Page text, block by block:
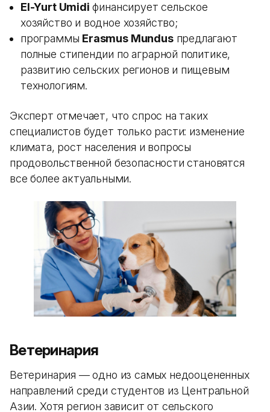
El-Yurt Umidi финансирует сельское
хозяйство и водное хозяйство;
программы Erasmus Mundusпредлагают
полные стипендии по аграрной политике,
развитию сельских регионов и пищевым
технологиям.
Эксперт отмечает, что спрос на таких
специалистов будет только расти: изменение
климата, рост населения и вопросы
продовольственной безопасности становятся
все более актуальными.
Ветеринария
Ветеринария — одно из самых недооцененных
направлений среди студентов из Центральной
Азии. Хотя регион зависит от сельского